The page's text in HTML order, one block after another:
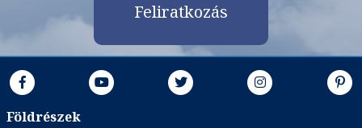
Feliratkozás
Földrészek